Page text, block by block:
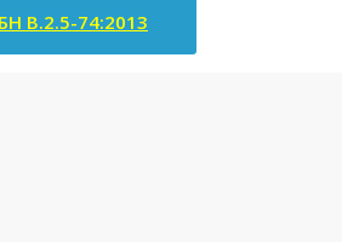
В.2.5-74:2013